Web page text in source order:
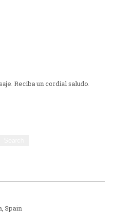
Reciba un cordial saludo.
Spain